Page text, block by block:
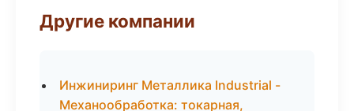
Другие компании
Инжиниринг Металлика Industrial -
Механообработка: токарная,